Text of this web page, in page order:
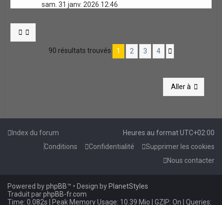
sam. 31 janv. 2026 12:46
90 résultats trouvés 1 2 3 4
Aller à
Index du forum Heures au formatUTC+02:00
Supprimer les cookies
Confidentialité
Conditions
Nous contacter
Powered byphpBB™ • Design by PlanetStyles
Traduit parphpBB-fr.com
Time: 0.082s | Peak Memory Usage: 10.39 Mio | GZIP: On | Queries: